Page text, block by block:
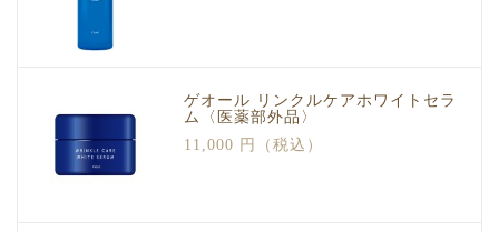
ゲオール リンクルケアホワイトセラ
ム〈医薬部外品〉
11,000 円（税込）